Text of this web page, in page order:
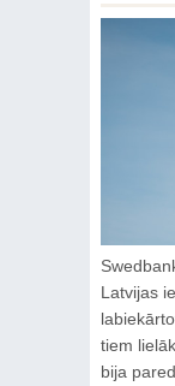
Latvijas
tiem
bija